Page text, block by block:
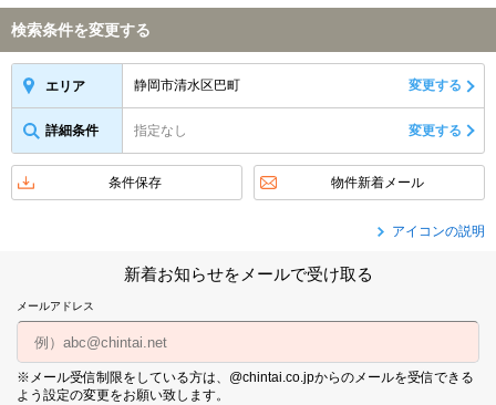
検索条件を変更する
エリア 静岡市清水区巴町 変更する
詳細条件 指定なし 変更する
条件保存 物件新着メール
アイコンの説明
新着お知らせをメールで受け取る
メールアドレス
※メール受信制限をしている方は、@chintai.co.jpからのメールを受信できる
よう設定の変更をお願い致します。